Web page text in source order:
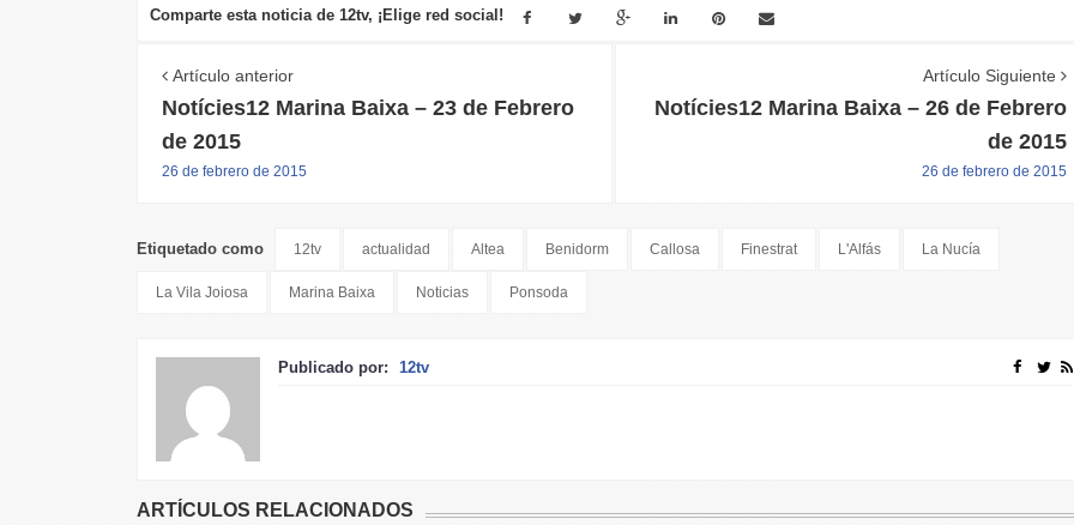
Comparte esta noticia de 12tv, ¡Elige red social!
Artículo anterior
Notícies12 Marina Baixa – 23 de Febrero
de 2015
26 de febrero de 2015
Artículo Siguiente
Notícies12 Marina Baixa – 26 de Febrero
de 2015
26 de febrero de 2015
Etiquetado como 12tv actualidad Altea Benidorm Callosa Finestrat L'Alfás La Nucía
La Vila Joiosa Marina Baixa Noticias Ponsoda
Publicado por: 12tv
ARTÍCULOS RELACIONADOS